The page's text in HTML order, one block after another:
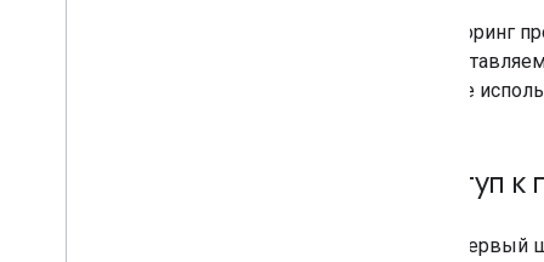
Мониторинг
можете
Доступ
Первый